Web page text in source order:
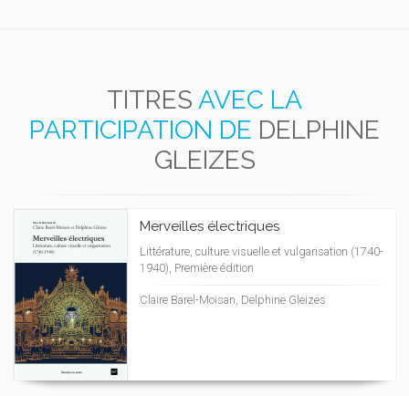
TITRES AVEC LA
PARTICIPATION DE DELPHINE
GLEIZES
Merveilles électriques
Littérature, culture visuelle et vulgarisation (1740-
1940), Première édition
Claire Barel-Moisan, Delphine Gleizes